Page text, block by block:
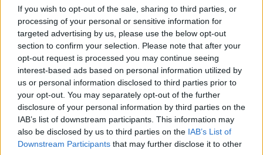
If you wish to opt-out of the sale, sharing to third parties, or
processing of your personal or sensitive information for
targeted advertising by us, please use the below opt-out
section to confirm your selection. Please note that after your
opt-out request is processed you may continue seeing
interest-based ads based on personal information utilized by
us or personal information disclosed to third parties prior to
your opt-out. You may separately opt-out of the further
disclosure of your personal information by third parties on the
IAB’s list of downstream participants. This information may
also be disclosed by us to third parties on the IAB’s List of
Downstream Participants that may further disclose it to other
accordo